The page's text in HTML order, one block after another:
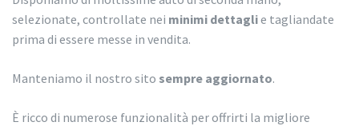
selezionate, controllate nei minimi dettaglie tagliandate
prima di essere messe in vendita.
Manteniamo il nostro sito sempre aggiornato.
È ricco di numerose funzionalità per offrirti la migliore